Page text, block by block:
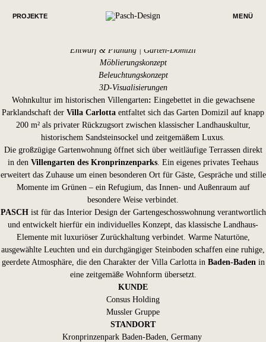
PROJEKTE MENÜ
Unsere Leistungen
Entwurf & Planung | Garten-Domizil
Möblierungskonzept
Beleuchtungskonzept
3D-Visualisierungen
Wohnkultur im historischen Villengarten: Eingebettet in die gewachsene
Parklandschaft der Villa Carlotta entfaltet sich das Garten Domizil auf knapp
200 m² als privater Rückzugsort zwischen klassischer Landhauskultur,
historischem Sandsteinsockel und zeitgemäßem Luxus.
Die großzügige Gartenwohnung öffnet sich über weitläufige Terrassen direkt
in den Villengarten des Kronprinzenparks. Ein eigenes privates Teehaus
erweitert das Zuhause um einen besonderen Ort für Gäste, Gespräche und stille
Momente im Grünen – ein Refugium, das Innen- und Außenraum auf
besondere Weise verbindet.
PASCHist für das Interior Design der Gartengeschosswohnung verantwortlich
und entwickelt hierfür ein individuelles Konzept, das klassische Landhaus-
Elemente mit luxuriöser Zurückhaltung verbindet. Warme Naturtöne,
ausgewählte Leuchten und ein durchgängiger Steinboden schaffen eine ruhige,
geerdete Atmosphäre, die den Charakter der Villa Carlotta in Baden-Badenin
eine zeitgemäße Wohnform übersetzt.
KUNDE
Consus Holding
Mussler Gruppe
STANDORT
Kronprinzenpark Baden-Baden, Germany